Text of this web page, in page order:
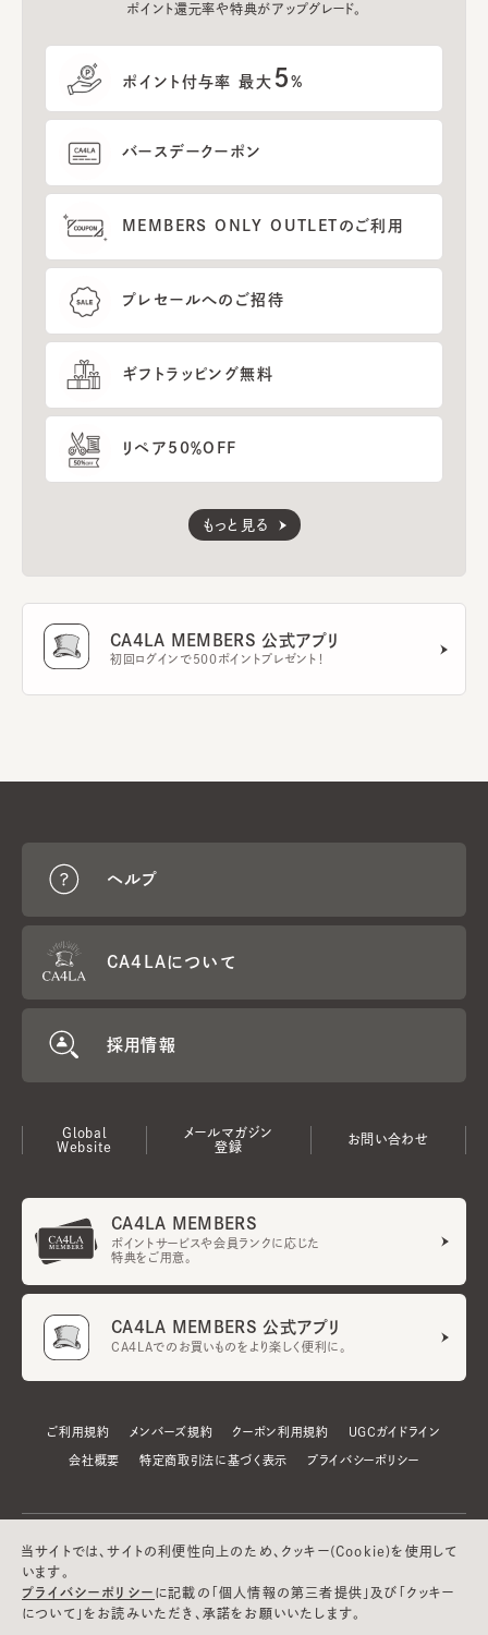
ポイント還元率や特典がアップグレード。
ポイント付与率 最大 5%
バースデークーポン
MEMBERS ONLY OUTLETのご利用
プレセールへのご招待
ギフトラッピング無料
リペア50％OFF
もっと見る
CA4LA MEMBERS 公式アプリ
初回ログインで500ポイントプレゼント！
ヘルプ
CA4LAについて
採用情報
Global
Website
メールマガジン
登録
お問い合わせ
CA4LA MEMBERS
ポイントサービスや会員ランクに応じた
特典をご用意。
CA4LA MEMBERS 公式アプリ
CA4LAでのお買いものをより楽しく便利に。
ご利用規約 メンバーズ規約 クーポン利用規約 UGCガイドライン
会社概要 特定商取引法に基づく表示 プライバシーポリシー
当サイトでは、サイトの利便性向上のため、クッキー(Cookie)を使用して
います。
プライバシーポリシー に記載の「個人情報の第三者提供」及び「クッキー
について」をお読みいただき、承諾をお願いいたします。